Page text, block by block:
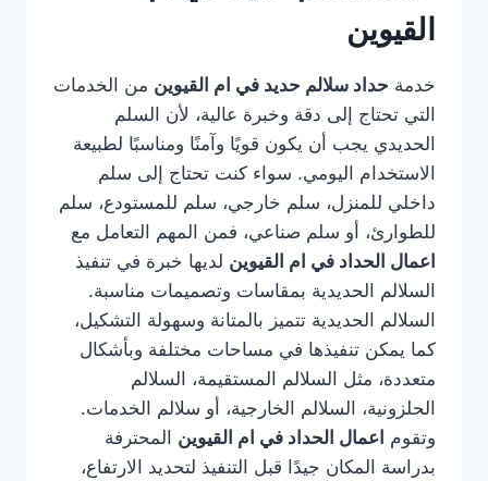
القيوين
خدمة حداد سلالم حديد في ام القيوين من الخدمات
التي تحتاج إلى دقة وخبرة عالية، لأن السلم
الحديدي يجب أن يكون قويًا وآمنًا ومناسبًا لطبيعة
الاستخدام اليومي. سواء كنت تحتاج إلى سلم
داخلي للمنزل، سلم خارجي، سلم للمستودع، سلم
للطوارئ، أو سلم صناعي، فمن المهم التعامل مع
اعمال الحداد في ام القيوين لديها خبرة في تنفيذ
السلالم الحديدية بمقاسات وتصميمات مناسبة.
السلالم الحديدية تتميز بالمتانة وسهولة التشكيل،
كما يمكن تنفيذها في مساحات مختلفة وبأشكال
متعددة، مثل السلالم المستقيمة، السلالم
الحلزونية، السلالم الخارجية، أو سلالم الخدمات.
وتقوم اعمال الحداد في ام القيوين المحترفة
بدراسة المكان جيدًا قبل التنفيذ لتحديد الارتفاع،